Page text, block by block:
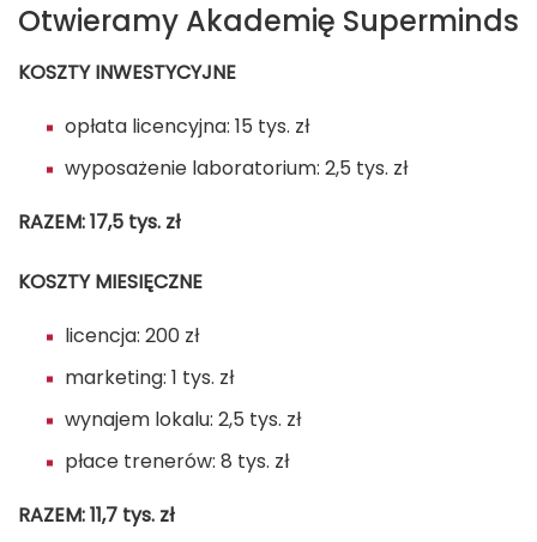
Otwieramy Akademię Superminds
KOSZTY INWESTYCYJNE
opłata licencyjna: 15 tys. zł
wyposażenie laboratorium: 2,5 tys. zł
RAZEM: 17,5 tys. zł
KOSZTY MIESIĘCZNE
licencja: 200 zł
marketing: 1 tys. zł
wynajem lokalu: 2,5 tys. zł
płace trenerów: 8 tys. zł
RAZEM: 11,7 tys. zł